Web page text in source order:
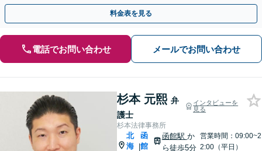
盗撮・薬物犯罪など幅広い分野に対応可能です！
料金表を見る
電話でお問い合わせ メールでお問い合わせ
杉本 元熙 弁
護士
インタビューを
見る
杉本法律事務所
北
海 |
函
館
函館駅 か
ら徒歩5分
営業時間：09:00~2
2:00（平日）